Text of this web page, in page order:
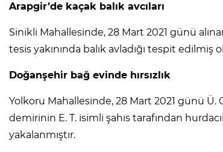
Arapgir’de kaçak balık avcıları
Sinikli Mahallesinde, 28 Mart 2021 günü
tesis yakınında balık avladığı tespit edilmiş
Doğanşehir bağ evinde hırsızlık
Yolkoru Mahallesinde, 28 Mart 2021 günü
demirinin E. T. isimli şahıs tarafından
yakalanmıştır.